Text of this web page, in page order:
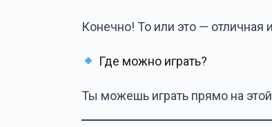
Конечно! То или это — отличная
Где можно играть?
Ты можешь играть прямо на